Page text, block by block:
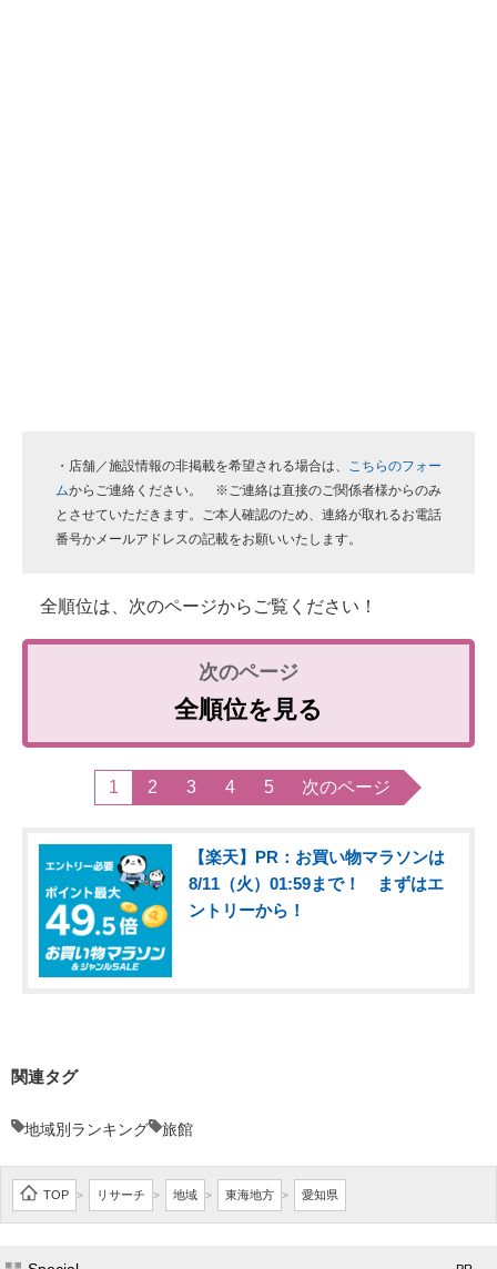
・店舗／施設情報の非掲載を希望される場合は、 こちらのフォー
ムからご連絡ください。 ※ご連絡は直接のご関係者様からのみ
とさせていただきます。ご本人確認のため、連絡が取れるお電話
番号かメールアドレスの記載をお願いいたします。
全順位は、次のページからご覧ください！
全順位を見る
1 2 3 4 5 次のページ
【楽天】PR：お買い物マラソンは
8/11（火）01:59まで！ まずはエ
ントリーから！
関連タグ
地域別ランキング 旅館
TOP > リサーチ > 地域 > 東海地方 > 愛知県